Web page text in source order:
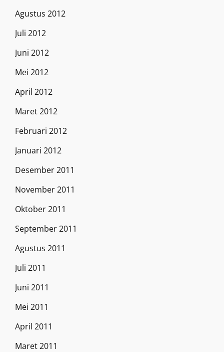
Agustus 2012
Juli 2012
Juni 2012
Mei 2012
April 2012
Maret 2012
Februari 2012
Januari 2012
Desember 2011
November 2011
Oktober 2011
September 2011
Agustus 2011
Juli 2011
Juni 2011
Mei 2011
April 2011
Maret 2011